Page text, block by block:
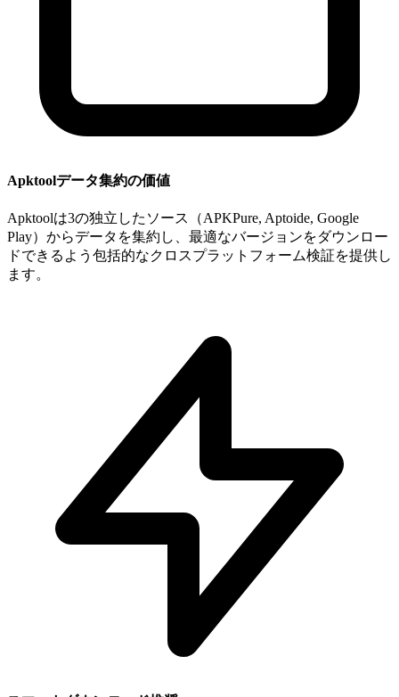
Apktoolデータ集約の価値
Apktoolは3の独立したソース（APKPure, Aptoide, Google
Play）からデータを集約し、最適なバージョンをダウンロー
ドできるよう包括的なクロスプラットフォーム検証を提供し
ます。